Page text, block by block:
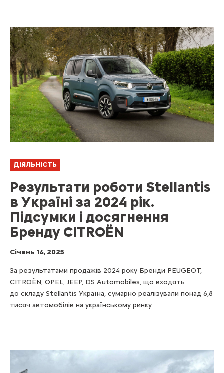
ДІЯЛЬНІСТЬ
Результати роботи Stellantis
в Україні за 2024 рік.
Підсумки і досягнення
Бренду CITROЁN
Cічень 14, 2025
За результатами продажів 2024 року Бренди PEUGEOT,
CITROЁN, OPEL, JEEP, DS Automobiles, що входять
до складу Stellantis Україна, сумарно реалізували понад 6,8
тисяч автомобілів на українському ринку.